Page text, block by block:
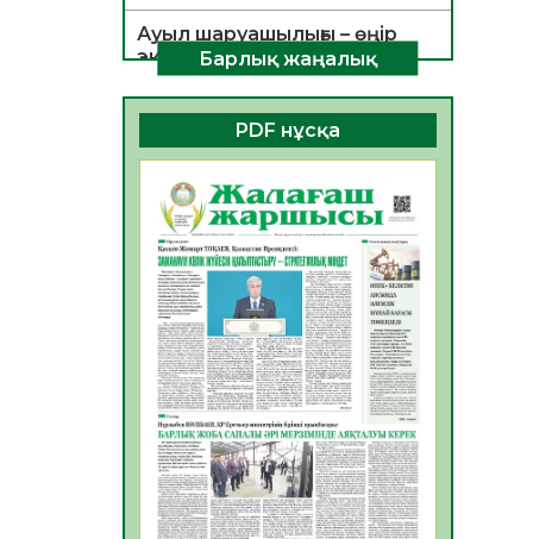
Ауыл шаруашылығы – өңір
экономикасының негізгі
тірегі
06.08.2026
44 0
ҚОҒАМДЫҚ БЕЛСЕНДІЛІК –
ЕЛ ДАМУЫНЫҢ НЕГІЗІ
06.08.2026
41
ҚҰРЫЛТАЙ САЙЛАУЫ –
БОЛАШАҚҚА БАСТАР
ЖАУАПТЫ ТАҢДАУ
06.08.2026
43
Инфекциялық ауруларға
қарсы иммундау
жұмыстарының тиімділігі
06.08.2026
46
Көкжөтел ауруы туралы
Барлық жаңалық
PDF нұсқа